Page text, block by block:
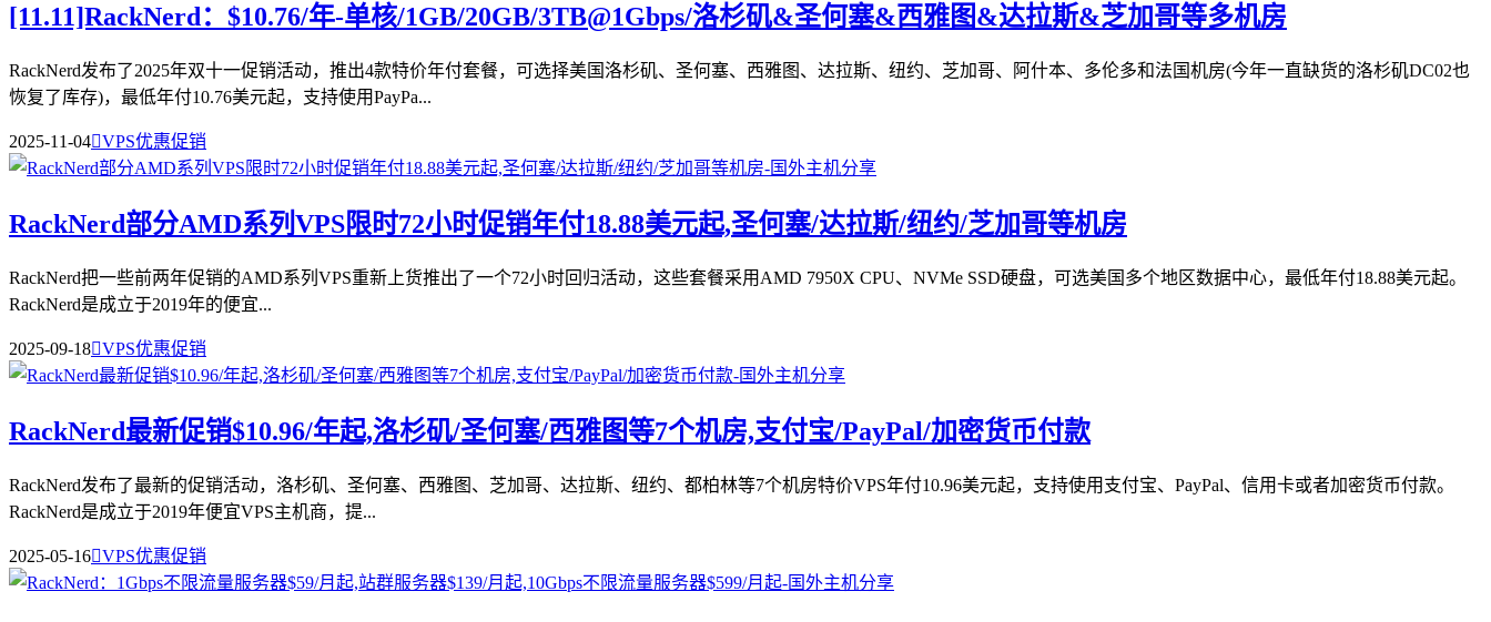
[11.11]RackNerd：$10.76/年-单核/1GB/20GB/3TB@1Gbps/洛杉矶&圣何塞&西雅图&达拉斯&芝加哥等多机房
RackNerd发布了2025年双十一促销活动，推出4款特价年付套餐，可选择美国洛杉矶、圣何塞、西雅图、达拉斯、纽约、芝加哥、阿什本、多伦多和法国机房(今年一直缺货的洛杉矶DC02也
恢复了库存)，最低年付10.76美元起，支持使用PayPa...
2025-11-04VPS优惠促销
RackNerd部分AMD系列VPS限时72小时促销年付18.88美元起,圣何塞/达拉斯/纽约/芝加哥等机房
RackNerd把一些前两年促销的AMD系列VPS重新上货推出了一个72小时回归活动，这些套餐采用AMD 7950X CPU、NVMe SSD硬盘，可选美国多个地区数据中心，最低年付18.88美元起。
RackNerd是成立于2019年的便宜...
2025-09-18VPS优惠促销
RackNerd最新促销$10.96/年起,洛杉矶/圣何塞/西雅图等7个机房,支付宝/PayPal/加密货币付款
RackNerd发布了最新的促销活动，洛杉矶、圣何塞、西雅图、芝加哥、达拉斯、纽约、都柏林等7个机房特价VPS年付10.96美元起，支持使用支付宝、PayPal、信用卡或者加密货币付款。
RackNerd是成立于2019年便宜VPS主机商，提...
2025-05-16VPS优惠促销